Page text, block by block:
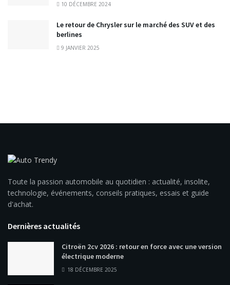
10 DÉCEMBRE 2024
Le retour de Chrysler sur le marché des SUV et des
berlines
9 JANVIER 2025
Toute la passion automobile au quotidien : actualité, insolite,
technologie, événements, conseils pratiques, essais et guide
d'achat.
Dernières actualités
Citroën 2cv 2026 : retour en force avec une version
électrique moderne
18 DÉCEMBRE 2025